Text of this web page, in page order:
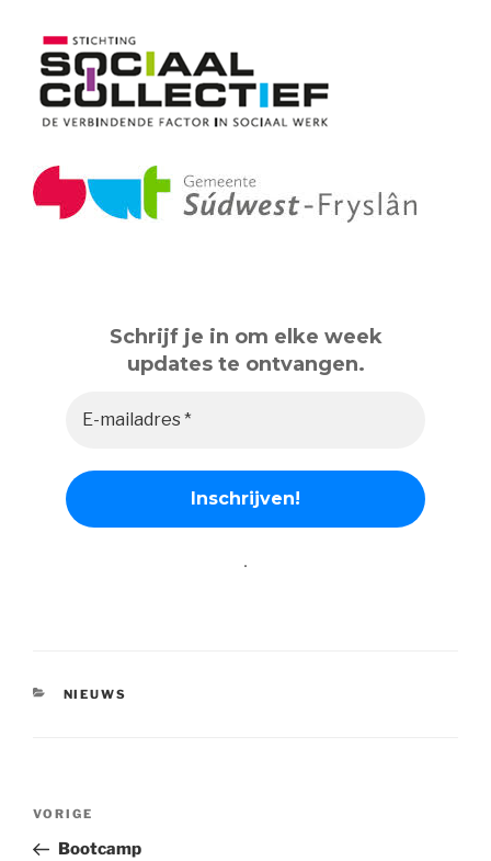
Schrijf je in om elke week
updates te ontvangen.
.
CATEGORIEËN
NIEUWS
Bericht
Vorig
bericht
VORIGE
Bootcamp